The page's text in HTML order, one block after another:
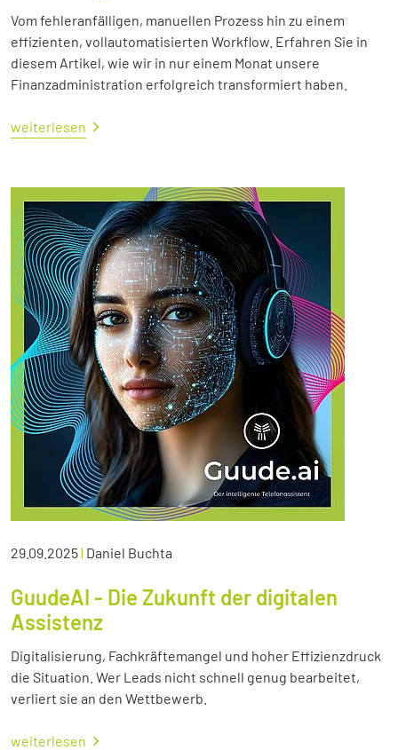
Vom fehleranfälligen, manuellen Prozess hin zu einem
effizienten, vollautomatisierten Workflow. Erfahren Sie in
diesem Artikel, wie wir in nur einem Monat unsere
Finanzadministration erfolgreich transformiert haben.
weiterlesen
29.09.2025| Daniel Buchta
GuudeAI - Die Zukunft der digitalen
Assistenz
Digitalisierung, Fachkräftemangel und hoher Effizienzdruck
die Situation. Wer Leads nicht schnell genug bearbeitet,
verliert sie an den Wettbewerb.
weiterlesen